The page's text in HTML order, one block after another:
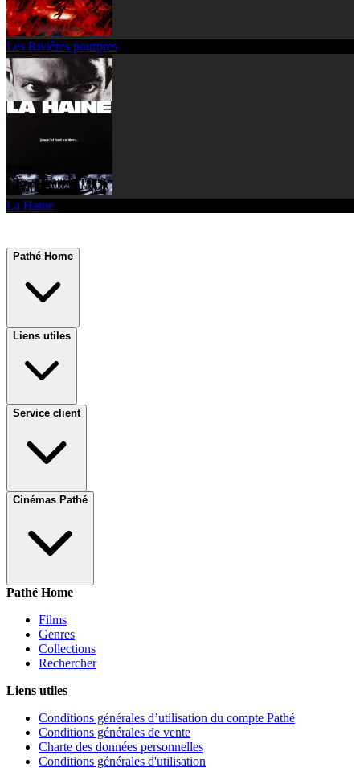
Les Rivières pourpres
La Haine
Pathé Home
Liens utiles
Service client
Cinémas Pathé
Pathé Home
Films
Genres
Collections
Rechercher
Liens utiles
Conditions générales d’utilisation du compte Pathé
Conditions générales de vente
Charte des données personnelles
Conditions générales d'utilisation